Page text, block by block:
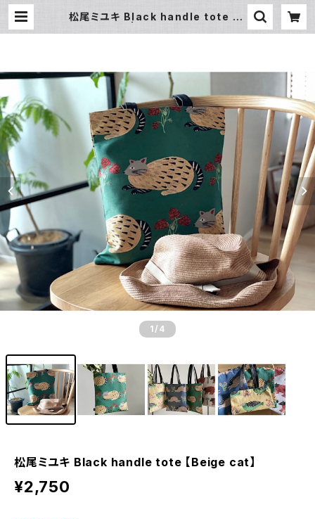
松尾ミユキ Black handle tote 【B
1 /4
松尾ミユキ Black handle tote 【Beige cat】
¥2,750